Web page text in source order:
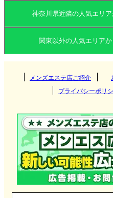
登戸メンズエステ店の
小田急線とJR南武線が
ズエステは、電車利用で
しい日常の中でも利用
多くの店舗がマンショ
静かなプライベート空
人の目を気にせずリラ
茨城県
栃木県
神奈川県
神奈川県近隣の人気エリ
つくば
守谷
神栖
取手
伊勢崎
太田
前橋
宇都宮
那須塩原
栃木・佐野・足利
新宿
横浜
関東以外の人気エリア
兵庫県
奈良県
愛知県
三重県
北
北海道 九
福岡県
メンズエステ店ご紹介
プライバシーポリ